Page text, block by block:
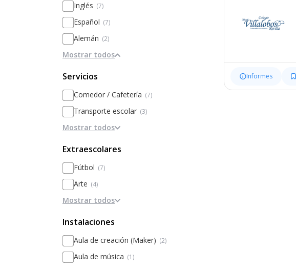
Basado en Inteligencias Múltiples
Basado en el rendimiento y la
excelencia
Inglés (7)
Español (7)
Alemán (2)
Mostrar todos
Servicios
Comedor / Cafetería (7)
Transporte escolar (3)
Intercambios
Horario ampliado
Becas (1)
Seguridad (1)
Convenios con empresas
Mostrar todos
Extraescolares
Fútbol (7)
Arte (4)
Música (3)
Teatro
Mostrar todos
Instalaciones
Aula de creación (Maker) (2)
Aula de música (1)
Informes